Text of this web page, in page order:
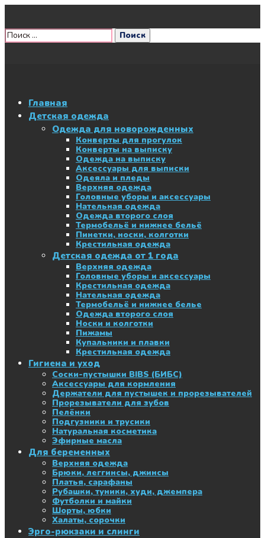
Главная
Детская одежда
Одежда для новорожденных
Конверты для прогулок
Конверты на выписку
Одежда на выписку
Аксессуары для выписки
Одеяла и пледы
Верхняя одежда
Головные уборы и аксессуары
Нательная одежда
Одежда второго слоя
Термобельё и нижнее бельё
Пинетки, носки, колготки
Крестильная одежда
Детская одежда от 1 года
Верхняя одежда
Головные уборы и аксессуары
Крестильная одежда
Нательная одежда
Термобельё и нижнее белье
Одежда второго слоя
Носки и колготки
Пижамы
Купальники и плавки
Крестильная одежда
Гигиена и уход
Соски-пустышки BIBS (БИБС)
Аксессуары для кормления
Держатели для пустышек и прорезывателей
Прорезыватели для зубов
Пелёнки
Подгузники и трусики
Натуральная косметика
Эфирные масла
Для беременных
Верхняя одежда
Брюки, леггинсы, джинсы
Платья, сарафаны
Рубашки, туники, худи, джемпера
Футболки и майки
Шорты, юбки
Халаты, сорочки
Эрго-рюкзаки и слинги